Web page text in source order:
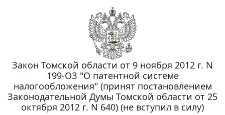
Закон Томской области от 9 ноября 2012 г. N
199-ОЗ "О патентной системе
налогообложения" (принят постановлением
Законодательной Думы Томской области от 25
октября 2012 г. N 640) (не вступил в силу)